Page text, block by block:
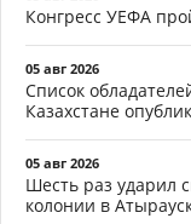
Конгресс УЕФА
05 авг 2026
Список
Казахстане
05 авг 2026
Шесть раз ударил
колонии в